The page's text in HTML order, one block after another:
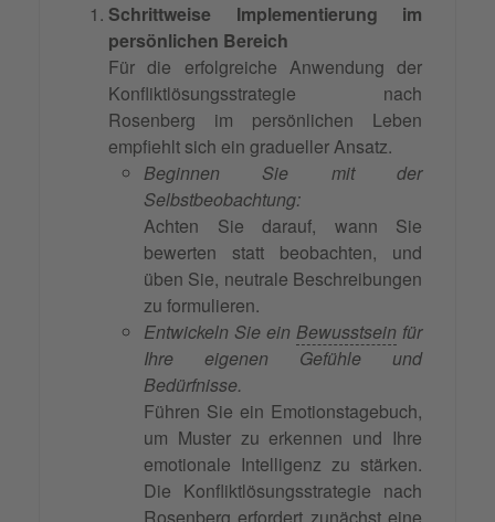
Schrittweise Implementierung im
persönlichen Bereich
Für die erfolgreiche Anwendung der
Konfliktlösungsstrategie nach
Rosenberg im persönlichen Leben
empfiehlt sich ein gradueller Ansatz.
Beginnen Sie mit der
Selbstbeobachtung:
Achten Sie darauf, wann Sie
bewerten statt beobachten, und
üben Sie, neutrale Beschreibungen
zu formulieren.
Entwickeln Sie ein Bewusstsein für
Ihre eigenen Gefühle und
Bedürfnisse.
Führen Sie ein Emotionstagebuch,
um Muster zu erkennen und Ihre
emotionale Intelligenz zu stärken.
Die Konfliktlösungsstrategie nach